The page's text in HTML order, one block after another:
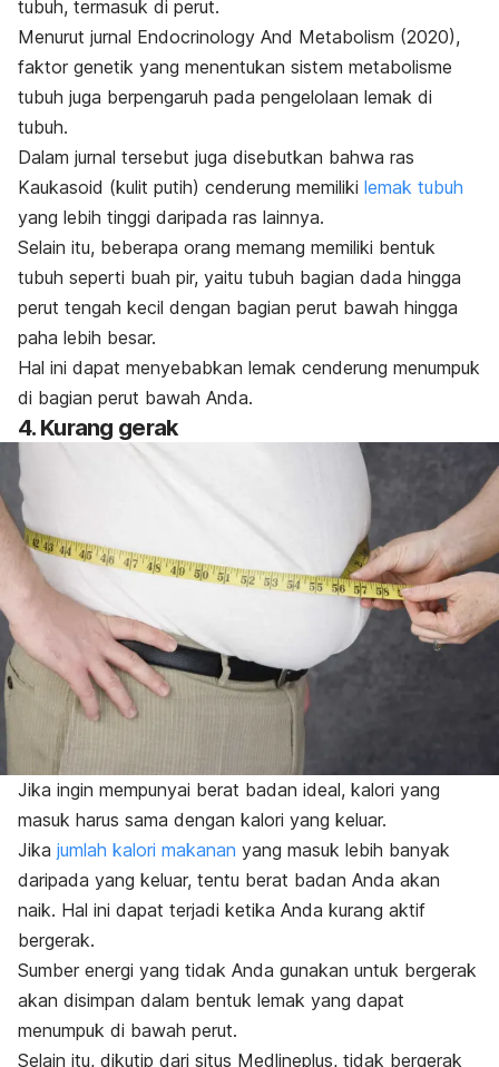
tubuh, termasuk di perut.
Menurut jurnal Endocrinology And Metabolism (2020),
faktor genetik yang menentukan sistem metabolisme
tubuh juga berpengaruh pada pengelolaan lemak di
tubuh.
Dalam jurnal tersebut juga disebutkan bahwa ras
Kaukasoid (kulit putih) cenderung memiliki lemak tubuh
yang lebih tinggi daripada ras lainnya.
Selain itu, beberapa orang memang memiliki bentuk
tubuh seperti buah pir, yaitu tubuh bagian dada hingga
perut tengah kecil dengan bagian perut bawah hingga
paha lebih besar.
Hal ini dapat menyebabkan lemak cenderung menumpuk
di bagian perut bawah Anda.
4. Kurang gerak
Jika ingin mempunyai berat badan ideal, kalori yang
masuk harus sama dengan kalori yang keluar.
Jika jumlah kalori makanan yang masuk lebih banyak
daripada yang keluar, tentu berat badan Anda akan
naik. Hal ini dapat terjadi ketika Anda kurang aktif
bergerak.
Sumber energi yang tidak Anda gunakan untuk bergerak
akan disimpan dalam bentuk lemak yang dapat
menumpuk di bawah perut.
Selain itu, dikutip dari situs Medlineplus, tidak bergerak